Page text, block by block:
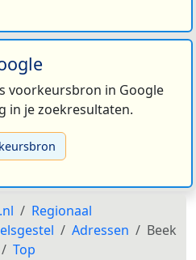
voorkeursbron in Google
in je zoekresultaten.
Regionaal
Adressen
Beek
Top